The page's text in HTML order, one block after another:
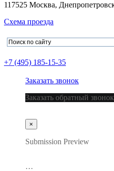
117525 Москва,
Схема проезда
+7 (495) 185-15-35
Заказать звонок
Заказать обратный звонок
×
Submission Preview
…